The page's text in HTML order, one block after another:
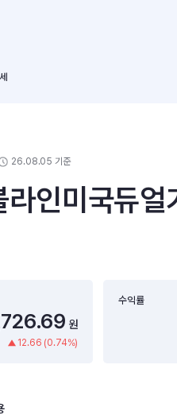
26.08.05 기준
라인미국듀
원
12.66 (0.74%)
수익률